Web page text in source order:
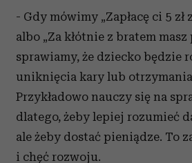
- Gdy mówimy „Zapłacę ci 5 zł
albo „Za kłótnie z bratem
sprawiamy, że dziecko będzie
uniknięcia kary lub
Przykładowo nauczy się na
dlatego, żeby lepiej rozumieć
ale żeby dostać pieniądze. To
i chęć rozwoju.